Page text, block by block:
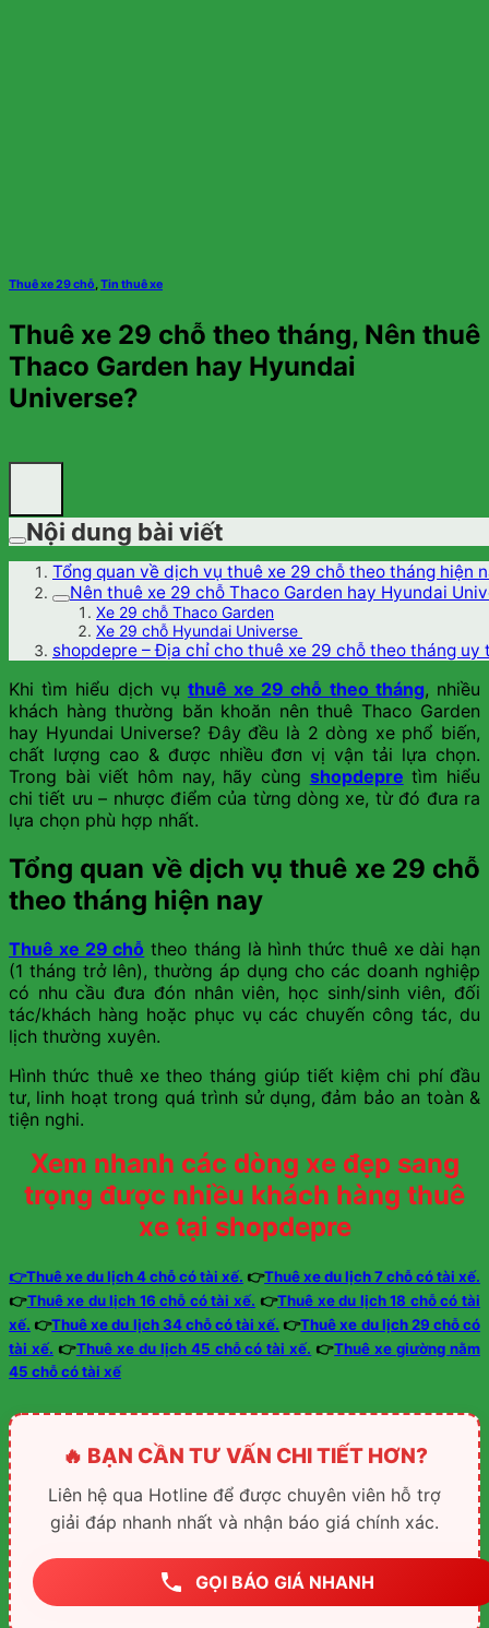
Thuê xe 29 chỗ,Tin thuê xe
Thuê xe 29 chỗ theo tháng, Nên thuê
Thaco Garden hay Hyundai
Universe?
Nội dung bài viết
Tổng quan về dịch vụ thuê xe 29 chỗ theo tháng hiện
Nên thuê xe 29 chỗ Thaco Garden hay Hyundai
Xe 29 chỗ Thaco Garden
Xe 29 chỗ Hyundai Universe
shopdepre – Địa chỉ cho thuê xe 29 chỗ theo tháng uy
Khi tìm hiểu dịch vụ thuê xe 29 chỗ theo tháng, nhiều
khách hàng thường băn khoăn nên thuê Thaco Garden
hay Hyundai Universe? Đây đều là 2 dòng xe phổ biến,
chất lượng cao & được nhiều đơn vị vận tải lựa chọn.
Trong bài viết hôm nay, hãy cùng shopdepre tìm hiểu
chi tiết ưu – nhược điểm của từng dòng xe, từ đó đưa ra
lựa chọn phù hợp nhất.
Tổng quan về dịch vụ thuê xe 29 chỗ
theo tháng hiện nay
Thuê xe 29 chỗ theo tháng là hình thức thuê xe dài hạn
(1 tháng trở lên), thường áp dụng cho các doanh nghiệp
có nhu cầu đưa đón nhân viên, học sinh/sinh viên, đối
tác/khách hàng hoặc phục vụ các chuyến công tác, du
lịch thường xuyên.
Hình thức thuê xe theo tháng giúp tiết kiệm chi phí đầu
tư, linh hoạt trong quá trình sử dụng, đảm bảo an toàn &
tiện nghi.
Xem nhanh các dòng xe đẹp sang
trọng được nhiều khách hàng thuê
xe tại shopdepre
👉Thuê xe du lịch 4 chỗ có tài xế. 👉Thuê xe du lịch 7 chỗ có tài xế.
👉Thuê xe du lịch 16 chỗ có tài xế. 👉Thuê xe du lịch 18 chỗ có tài
xế. 👉Thuê xe du lịch 34 chỗ có tài xế. 👉Thuê xe du lịch 29 chỗ có
tài xế. 👉Thuê xe du lịch 45 chỗ có tài xế. 👉Thuê xe giường nằm
45 chỗ có tài xế
🔥 BẠN CẦN TƯ VẤN CHI TIẾT HƠN?
Liên hệ qua Hotline để được chuyên viên hỗ trợ
giải đáp nhanh nhất và nhận báo giá chính xác.
GỌI BÁO GIÁ NHANH